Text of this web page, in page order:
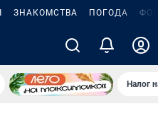
ЗНАКОМСТВА ПОГОДА
Налог